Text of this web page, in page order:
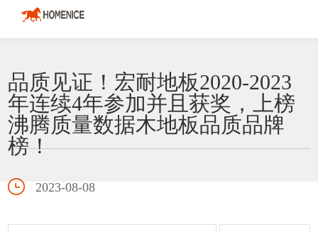
品质见证！宏耐地板2020-2023
年连续4年参加并且获奖，上榜
沸腾质量数据木地板品质品牌
榜！
2023-08-08